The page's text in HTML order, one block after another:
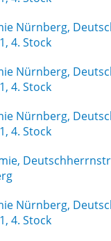
Nürnberg,
4. Stock
Nürnberg,
4. Stock
Nürnberg,
4. Stock
Nürnberg,
4. Stock